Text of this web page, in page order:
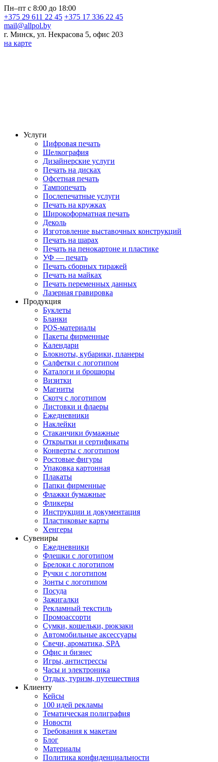
Пн–пт с 8:00 до 18:00
+375 29 611 22 45 +375 17 336 22 45
mail@allpol.by
г. Минск, ул. Некрасова 5, офис 203
на карте
Услуги
Цифровая печать
Шелкография
Дизайнерские услуги
Печать на дисках
Офсетная печать
Тампопечать
Послепечатные услуги
Печать на кружках
Широкоформатная печать
Деколь
Изготовление выставочных конструкций
Печать на шарах
Печать на пенокартоне и пластике
УФ — печать
Печать сборных тиражей
Печать на майках
Печать переменных данных
Лазерная гравировка
Продукция
Буклеты
Бланки
POS-материалы
Пакеты фирменные
Календари
Блокноты, кубарики, планеры
Салфетки с логотипом
Каталоги и брошюры
Визитки
Магниты
Скотч с логотипом
Листовки и флаеры
Ежедневники
Наклейки
Стаканчики бумажные
Открытки и сертификаты
Конверты с логотипом
Ростовые фигуры
Упаковка картонная
Плакаты
Папки фирменные
Флажки бумажные
Фликеры
Инструкции и документация
Пластиковые карты
Хенгеры
Сувениры
Ежедневники
Флешки с логотипом
Брелоки с логотипом
Ручки с логотипом
Зонты с логотипом
Посуда
Зажигалки
Рекламный текстиль
Промоассорти
Сумки, кошельки, рюкзаки
Автомобильные аксессуары
Свечи, ароматика, SPA
Офис и бизнес
Игры, антистрессы
Часы и электроника
Отдых, туризм, путешествия
Клиенту
Кейсы
100 идей рекламы
Тематическая полиграфия
Новости
Требования к макетам
Блог
Материалы
Политика конфиденциальности